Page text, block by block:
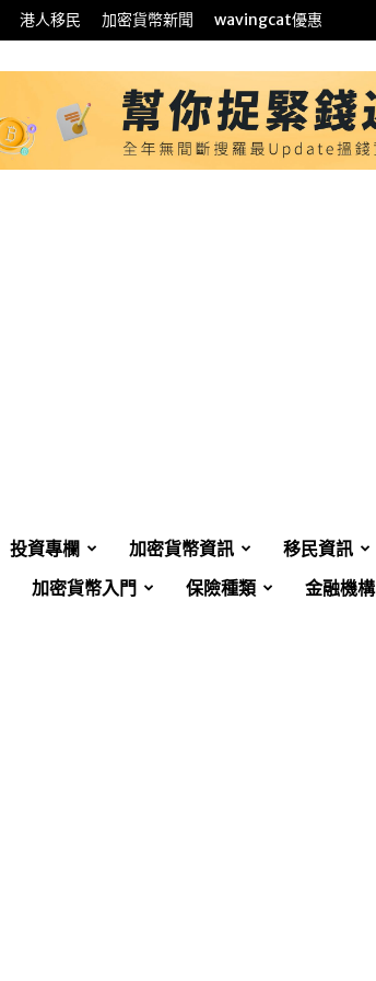
港人移民 加密貨幣新聞 wavingcat優惠
投資專欄 加密貨幣資訊 移民資訊
加密貨幣入門 保險種類 金融機構